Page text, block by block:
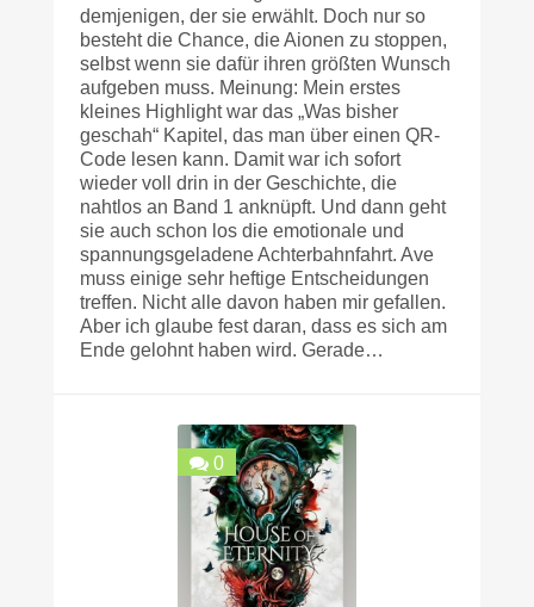
demjenigen, der sie erwählt. Doch nur so
besteht die Chance, die Aionen zu stoppen,
selbst wenn sie dafür ihren größten Wunsch
aufgeben muss. Meinung: Mein erstes
kleines Highlight war das „Was bisher
geschah“ Kapitel, das man über einen QR-
Code lesen kann. Damit war ich sofort
wieder voll drin in der Geschichte, die
nahtlos an Band 1 anknüpft. Und dann geht
sie auch schon los die emotionale und
spannungsgeladene Achterbahnfahrt. Ave
muss einige sehr heftige Entscheidungen
treffen. Nicht alle davon haben mir gefallen.
Aber ich glaube fest daran, dass es sich am
Ende gelohnt haben wird. Gerade…
0